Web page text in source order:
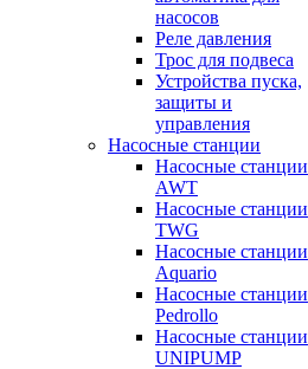
насосов
Реле давления
Трос для подвеса
Устройства пуска,
защиты и
управления
Насосные станции
Насосные станции
AWT
Насосные станции
TWG
Насосные станции
Aquario
Насосные станции
Pedrollo
Насосные станции
UNIPUMP